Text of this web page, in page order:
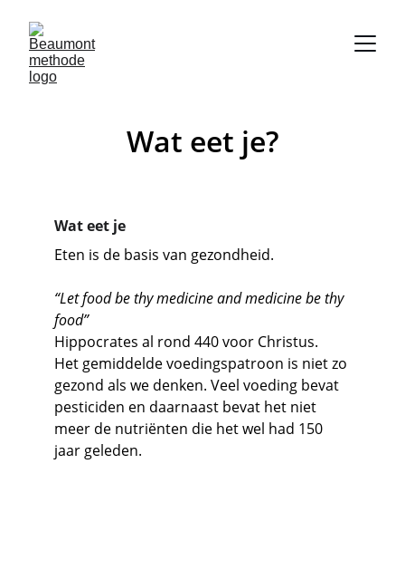
Wat eet je?
Wat eet je
Eten is de basis van gezondheid.
“Let food be thy medicine and medicine be thy
food”
Hippocrates al rond 440 voor Christus.
Het gemiddelde voedingspatroon is niet zo
gezond als we denken. Veel voeding bevat
pesticiden en daarnaast bevat het niet
meer de nutriënten die het wel had 150
jaar geleden.